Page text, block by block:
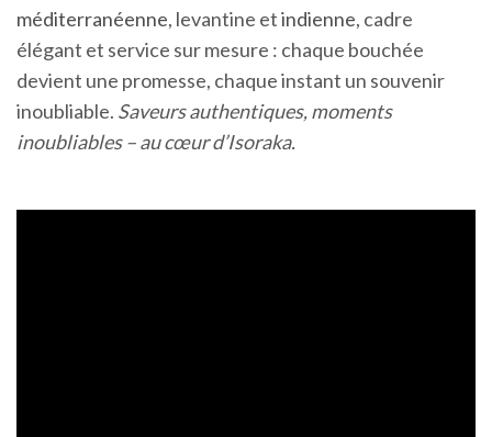
méditerranéenne, levantine etindienne, cadre
élégant et service sur mesure : chaque bouchée
devient une promesse, chaque instant un souvenir
inoubliable. Saveurs authentiques, moments
inoubliables – au cœur d’Isoraka.